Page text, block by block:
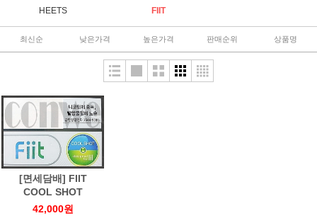
HEETS FIIT
최신순 낮은가격 높은가격 판매순위 상품명
[면세담배] FIIT
COOL SHOT
42,000원